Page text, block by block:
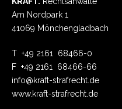
Am Nordpark 1
41069 Mönchengladbach
T +49 2161 68466-0
F +49 2161 68466-66
info@kraft-strafrecht.de
www.kraft-strafrecht.de